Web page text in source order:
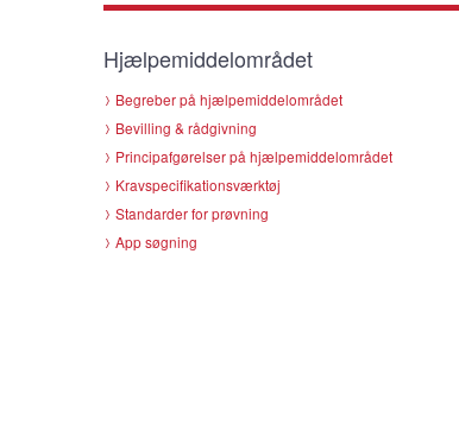
Hjælpemiddelområdet
Begreber på hjælpemiddelområdet
Bevilling & rådgivning
Principafgørelser på hjælpemiddelområdet
Kravspecifikationsværktøj
Standarder for prøvning
App søgning